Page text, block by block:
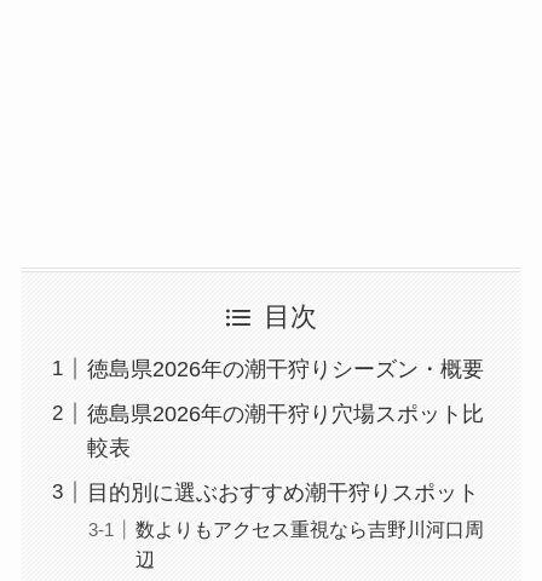
目次
徳島県2026年の潮干狩りシーズン・概要
徳島県2026年の潮干狩り穴場スポット比
較表
目的別に選ぶおすすめ潮干狩りスポット
数よりもアクセス重視なら吉野川河口周
辺